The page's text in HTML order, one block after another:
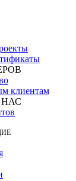
клиентам